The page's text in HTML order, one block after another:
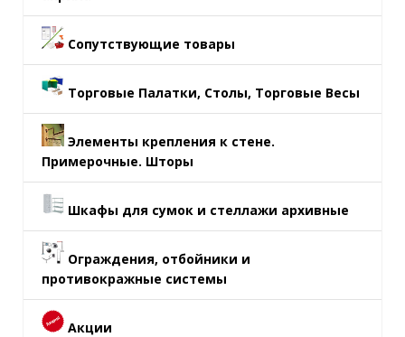
Сопутствующие товары
Торговые Палатки, Столы, Торговые Весы
Элементы крепления к стене.
Примерочные. Шторы
Шкафы для сумок и стеллажи архивные
Ограждения, отбойники и
противокражные системы
Акции